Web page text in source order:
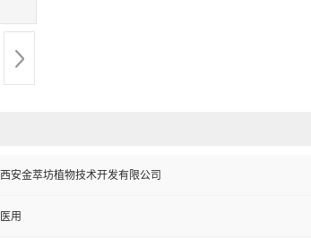
西安金萃坊植物技术开发有限公司
医用